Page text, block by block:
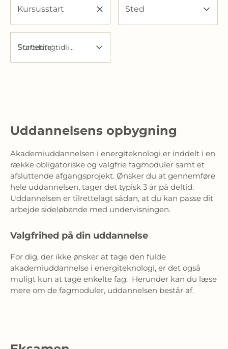
Kursusstart Sted
Sortering Startdato: tidligst først
Uddannelsens opbygning
Akademiuddannelsen i energiteknologi er inddelt i en
række obligatoriske og valgfrie fagmoduler samt et
afsluttende afgangsprojekt. Ønsker du at gennemføre
hele uddannelsen, tager det typisk 3 år på deltid.
Uddannelsen er tilrettelagt sådan, at du kan passe dit
arbejde sideløbende med undervisningen.
Valgfrihed på din uddannelse
For dig, der ikke ønsker at tage den fulde
akademiuddannelse i energiteknologi, er det også
muligt kun at tage enkelte fag.  Herunder kan du læse
mere om de fagmoduler, uddannelsen består af.